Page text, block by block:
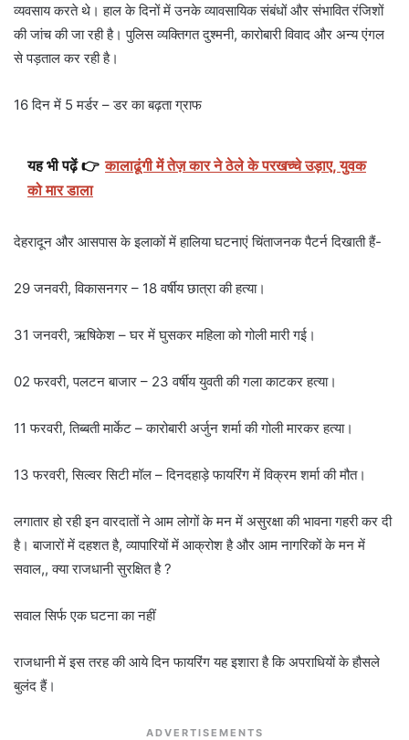
व्यवसाय करते थे। हाल के दिनों में उनके व्यावसायिक संबंधों और संभावित रंजिशों
की जांच की जा रही है। पुलिस व्यक्तिगत दुश्मनी, कारोबारी विवाद और अन्य एंगल
से पड़ताल कर रही है।
16 दिन में 5 मर्डर – डर का बढ़ता ग्राफ
यह भी पढ़ें 👉 कालाढूंगी में तेज़ कार ने ठेले के परखच्चे उड़ाए, युवक
को मार डाला
देहरादून और आसपास के इलाकों में हालिया घटनाएं चिंताजनक पैटर्न दिखाती हैं-
29 जनवरी, विकासनगर – 18 वर्षीय छात्रा की हत्या।
31 जनवरी, ऋषिकेश – घर में घुसकर महिला को गोली मारी गई।
02 फरवरी, पलटन बाजार – 23 वर्षीय युवती की गला काटकर हत्या।
11 फरवरी, तिब्बती मार्केट – कारोबारी अर्जुन शर्मा की गोली मारकर हत्या।
13 फरवरी, सिल्वर सिटी मॉल – दिनदहाड़े फायरिंग में विक्रम शर्मा की मौत।
लगातार हो रही इन वारदातों ने आम लोगों के मन में असुरक्षा की भावना गहरी कर दी
है। बाजारों में दहशत है, व्यापारियों में आक्रोश है और आम नागरिकों के मन में
सवाल,, क्या राजधानी सुरक्षित है ?
सवाल सिर्फ एक घटना का नहीं
राजधानी में इस तरह की आये दिन फायरिंग यह इशारा है कि अपराधियों के हौसले
बुलंद हैं।
ADVERTISEMENTS